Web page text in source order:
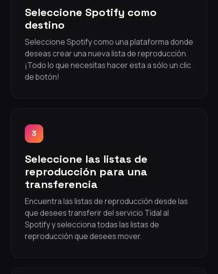
Seleccione Spotify como
destino
Seleccione Spotify como una plataforma donde
deseas crear una nueva lista de reproducción.
¡Todo lo que necesitas hacer esta a sólo un clic
de botón!
3
Seleccione las listas de
reproducción para una
transferencia
Encuentra las listas de reproducción desde las
que desees transferir del servicio Tidal al
Spotify y selecciona todas las listas de
reproducción que desees mover.